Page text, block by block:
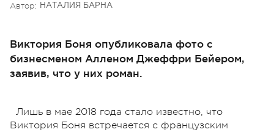
Автор: НАТАЛИЯ БАРНА
Виктория Боня опубликовала фото с
бизнесменом Алленом Джеффри Бейером,
заявив, что у них роман.
Лишь в мае 2018 года стало известно, что
Виктория Боня встречается с французским